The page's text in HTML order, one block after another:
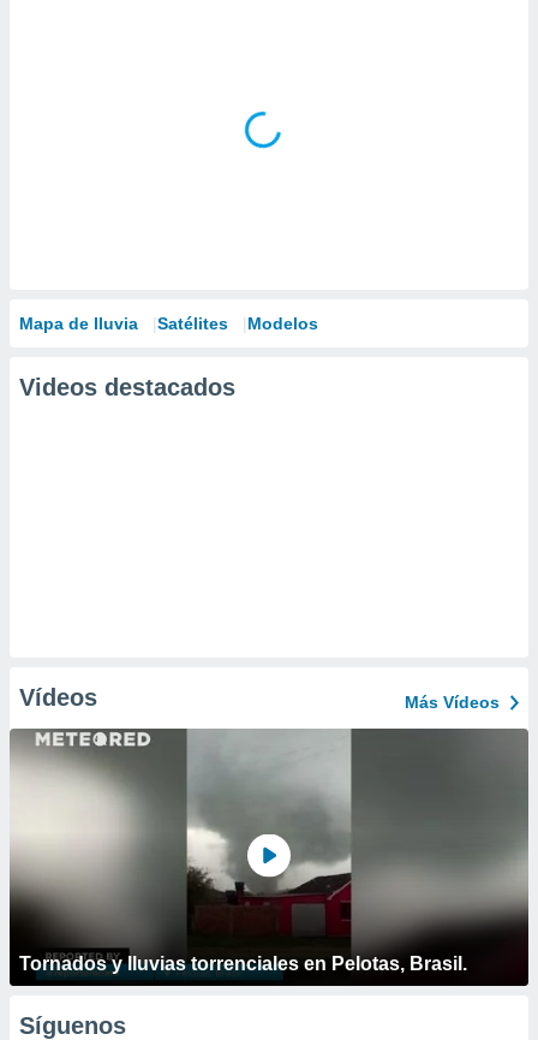
Mapa de lluvia Satélites Modelos
Videos destacados
Vídeos Más Vídeos
Tornados y lluvias torrenciales en Pelotas, Brasil.
Síguenos